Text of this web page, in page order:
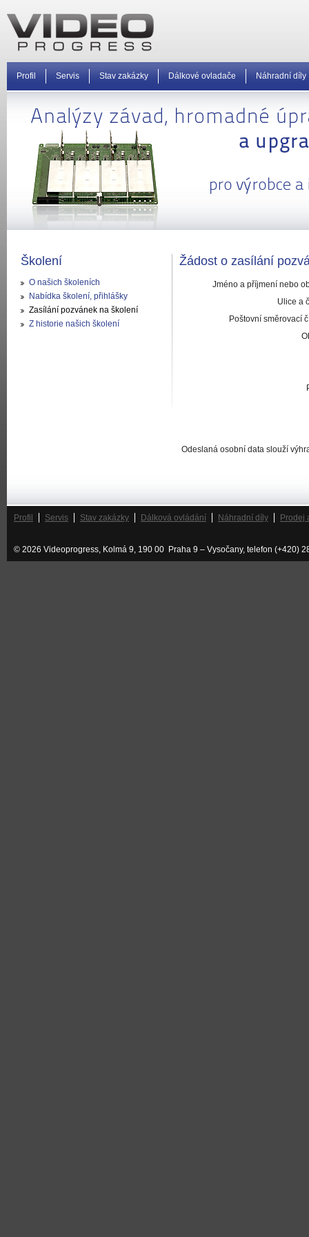
Profil Servis Stav zakázky Dálkové ovladače Náhradní díly
Školení
O našich školeních
Nabídka školení, přihlášky
Zasílání pozvánek na školení
Z historie našich školení
Žádost o zasílání
Jméno a příjmení nebo
Ulice a
Poštovní směrovací
Odeslaná osobní data slouží
Profil Servis Stav zakázky Dálková ovládání Náhradní díly Prodej
© 2026 Videoprogress, Kolmá 9, 190 00 Praha 9 – Vysočany, telefon (+420)